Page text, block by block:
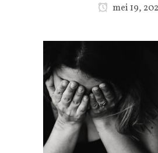
mei 19,